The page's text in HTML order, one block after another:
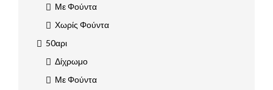
Με Φούντα
Χωρίς Φούντα
50αρι
Δίχρωμο
Με Φούντα